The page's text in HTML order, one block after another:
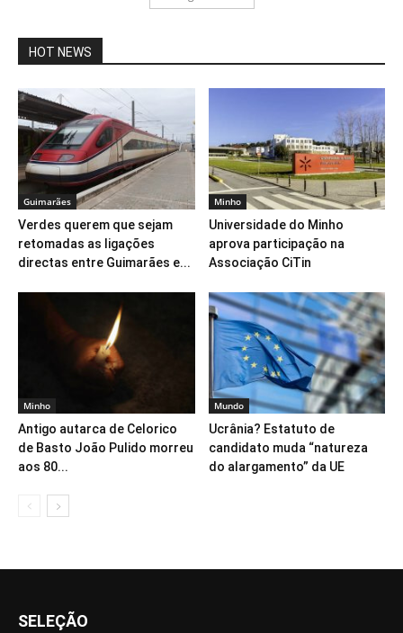
HOT NEWS
Guimarães
Verdes querem que sejam
retomadas as ligações
directas entre Guimarães e...
Minho
Universidade do Minho
aprova participação na
Associação CiTin
Minho
Antigo autarca de Celorico
de Basto João Pulido morreu
aos 80...
Mundo
Ucrânia? Estatuto de
candidato muda “natureza
do alargamento” da UE
SELEÇÃO